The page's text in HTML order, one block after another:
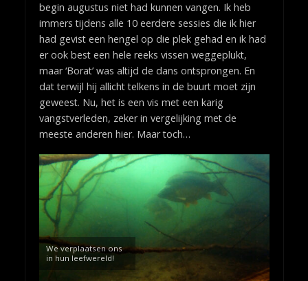
begin augustus niet had kunnen vangen. Ik heb
immers tijdens alle 10 eerdere sessies die ik hier
had gevist een hengel op die plek gehad en ik had
er ook best een hele reeks vissen weggeplukt,
maar ‘Borat’ was altijd de dans ontsprongen. En
dat terwijl hij allicht telkens in de buurt moet zijn
geweest. Nu, het is een vis met een karig
vangstverleden, zeker in vergelijking met de
meeste anderen hier. Maar toch…
We verplaatsen ons
in hun leefwereld!